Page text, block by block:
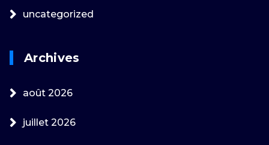
uncategorized
Archives
août 2026
juillet 2026